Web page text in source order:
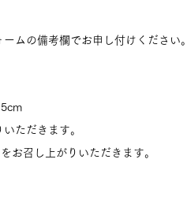
ムの備考欄でお申し付けください。
ただきます。
お召し上がりいただきます。